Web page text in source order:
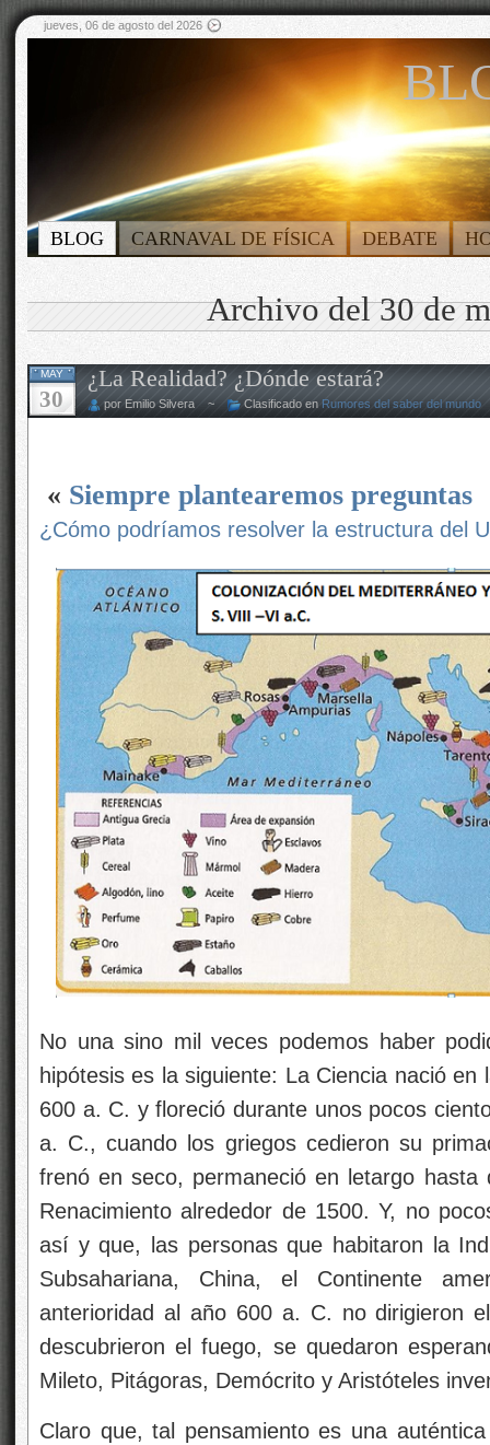
jueves, 06 de agosto del 2026
BLOG CARNAVAL DE FÍSICA DEBATE
Archivo del 30 de
MAY
30
¿La Realidad? ¿Dónde estará?
por Emilio Silvera ~ Clasificado en Rumores del saber del mundo
« Siempre plantearemos preguntas
¿Cómo podríamos resolver la estructura del
No una sino mil veces podemos haber
hipótesis es la siguiente: La Ciencia nació
600 a. C. y floreció durante unos pocos
a. C., cuando los griegos cedieron su
frenó en seco, permaneció en letargo
Renacimiento alrededor de 1500. Y, no
así y que, las personas que habitaron la
Subsahariana, China, el Continente
anterioridad al año 600 a. C. no dirigieron
descubrieron el fuego, se quedaron
Mileto, Pitágoras, Demócrito y Aristóteles
Claro que, tal pensamiento es una